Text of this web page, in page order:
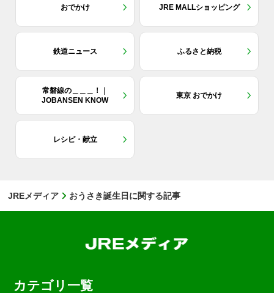
おでかけ JRE MALLショッピング
鉄道ニュース ふるさと納税
常磐線の＿＿＿！｜
JOBANSEN KNOW
東京 おでかけ
レシピ・献立
JREメディア おうさき誕生日に関する記事
カテゴリ一覧